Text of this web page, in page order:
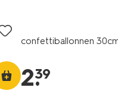
confettiballonnen
2.
39